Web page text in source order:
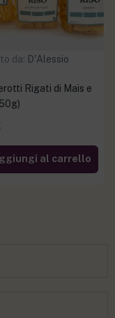
da: D'Alessio
Rigati di Mais e
al carrello